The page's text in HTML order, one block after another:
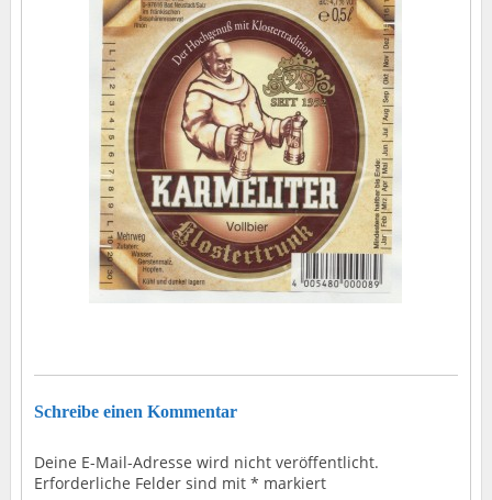
Schreibe einen Kommentar
Deine E-Mail-Adresse wird nicht veröffentlicht.
Erforderliche Felder sind mit * markiert